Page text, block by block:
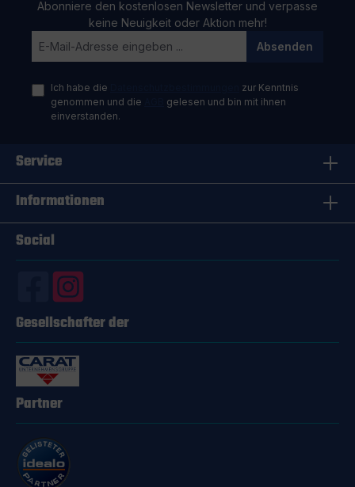
Abonniere den kostenlosen Newsletter und verpasse
keine Neuigkeit oder Aktion mehr!
Absenden
Ich habe die
zur Kenntnis
genommen und die
gelesen und bin mit ihnen
einverstanden.
Service
Informationen
Social
Gesellschafter der
Partner